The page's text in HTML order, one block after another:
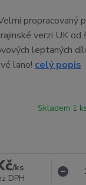
propracovaný
verzi UK
leptaných
lano! celý popis
Skladem 1
/ks
DPH